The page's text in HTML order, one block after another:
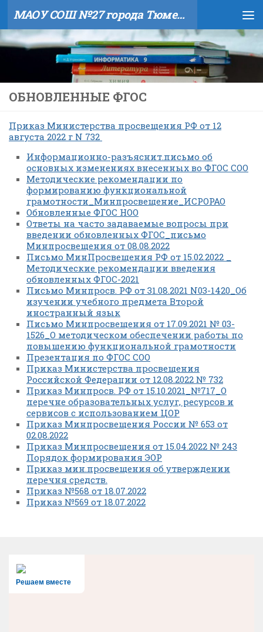
Skip to content МАОУ СОШ №27 города Тюмени
ОБНОВЛЕННЫЕ ФГОС
Приказ Министерства просвещения РФ от 12
августа 2022 г N 732
Информационно-разъяснит.письмо об
основных изменениях внесенных во ФГОС СОО
Методические рекомендации по
формированию функциональной
грамотности_Минпросвещение_ИСРОРАО
Обновленные ФГОС НОО
Ответы на часто задаваемые вопросы при
введении обновленных ФГОС_письмо
Минпросвещения от 08.08.2022
Письмо МинПросвещения РФ от 15.02.2022 _
Методические рекомендации введения
обновленных ФГОС-2021
Письмо Минпросв. РФ от 31.08.2021 N03-1420_Об
изучении учебного предмета Второй
иностранный язык
Письмо Минпросвещения от 17.09.2021 № 03-
1526_О методическом обеспечении работы по
повышению функциональной грамотности
Презентация по ФГОС СОО
Приказ Министерства просвещения
Российской Федерации от 12.08.2022 № 732
Приказ Минпросв. РФ от 15.10.2021_№717_О
перечне образовательных услуг, ресурсов и
сервисов с использованием ЦОР
Приказ Минпросвещения России № 653 от
02.08.2022
Приказ Минпросвещения от 15.04.2022 № 243
Порядок формирования ЭОР
Приказ мин.просвещения об утверждении
перечня средств.
Приказ №568 от 18.07.2022
Приказ №569 от 18.07.2022
Решаем вместе